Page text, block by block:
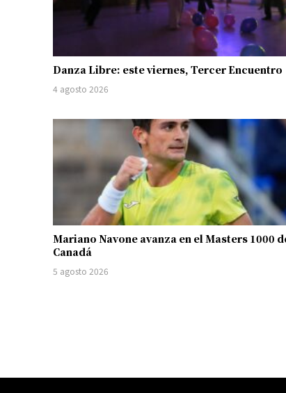
Danza Libre: este viernes, Tercer Encuentro
4 agosto 2026
Mariano Navone avanza en el Masters 1000
Canadá
5 agosto 2026